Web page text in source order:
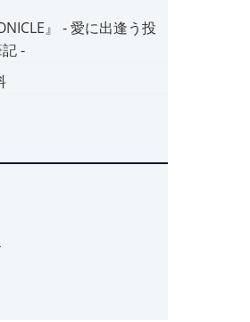
』 ‐ 愛に出逢う投
‐